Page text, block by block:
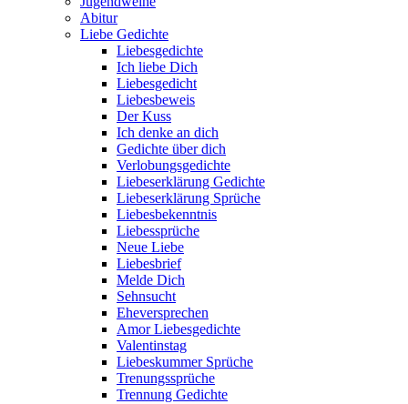
Abitur
Liebe Gedichte
Liebesgedichte
Ich liebe Dich
Liebesgedicht
Liebesbeweis
Der Kuss
Ich denke an dich
Gedichte über dich
Verlobungsgedichte
Liebeserklärung Gedichte
Liebeserklärung Sprüche
Liebesbekenntnis
Liebessprüche
Neue Liebe
Liebesbrief
Melde Dich
Sehnsucht
Eheversprechen
Amor Liebesgedichte
Valentinstag
Liebeskummer Sprüche
Trenungssprüche
Trennung Gedichte